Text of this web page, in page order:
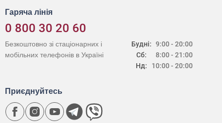
Гаряча лінія
0 800 30 20 60
Будні:
Сб:
Нд:
9:00 - 20:00
8:00 - 21:00
10:00 - 20:00
Безкоштовно зі стаціонарних і
мобільних телефонів в Україні
Приєднуйтесь